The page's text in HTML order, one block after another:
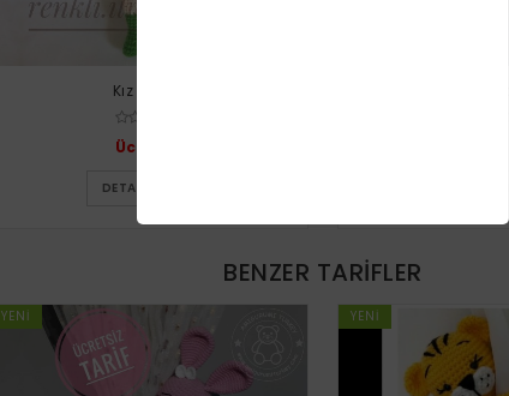
Kız Bebek
Ücretsiz
DETAYLI BILGI
Truncu
BENZER TARIFLER
YENI YENI